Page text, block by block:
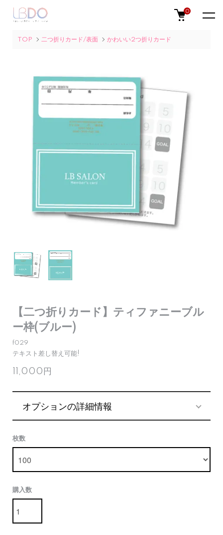
0
TOP 二つ折りカード/表面 かわいい2つ折りカード
【二つ折りカード】ティファニーブル
ー枠(ブルー)
f029
テキスト差し替え可能!
11,000円
オプションの詳細情報
枚数
購入数